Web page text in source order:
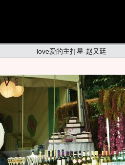
love爱的主打星-赵又廷